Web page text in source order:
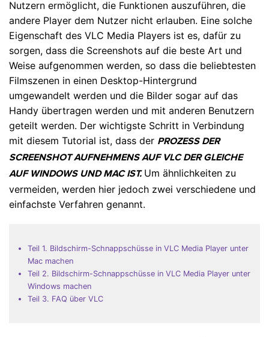
Nutzern ermöglicht, die Funktionen auszuführen, die
andere Player dem Nutzer nicht erlauben. Eine solche
Eigenschaft des VLC Media Players ist es, dafür zu
sorgen, dass die Screenshots auf die beste Art und
Weise aufgenommen werden, so dass die beliebtesten
Filmszenen in einen Desktop-Hintergrund
umgewandelt werden und die Bilder sogar auf das
Handy übertragen werden und mit anderen Benutzern
geteilt werden. Der wichtigste Schritt in Verbindung
mit diesem Tutorial ist, dass der PROZESS DER
SCREENSHOT AUFNEHMENS AUF VLC DER GLEICHE
AUF WINDOWS UND MAC IST. Um ähnlichkeiten zu
vermeiden, werden hier jedoch zwei verschiedene und
einfachste Verfahren genannt.
Teil 1. Bildschirm-Schnappschüsse in VLC Media Player unter
Mac machen
Teil 2. Bildschirm-Schnappschüsse in VLC Media Player unter
Windows machen
Teil 3. FAQ über VLC